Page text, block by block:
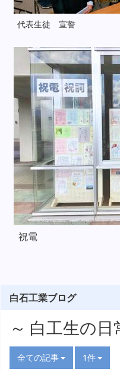
代表生徒 宣誓
祝電
白石工業ブログ
～ 白工生の日
全ての記事 1件